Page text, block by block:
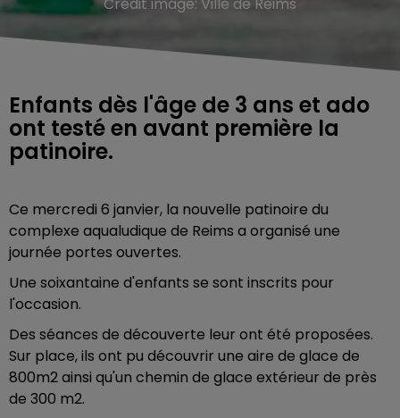
Enfants dès l'âge de 3 ans et ado
ont testé en avant première la
patinoire.
Ce mercredi 6 janvier, la nouvelle patinoire du
complexe aqualudique de Reims a organisé une
journée portes ouvertes.
Une soixantaine d'enfants se sont inscrits pour
l'occasion.
Des séances de découverte leur ont été proposées.
Sur place, ils ont pu découvrir une aire de glace de
800m2 ainsi qu'un chemin de glace extérieur de près
de 300 m2.